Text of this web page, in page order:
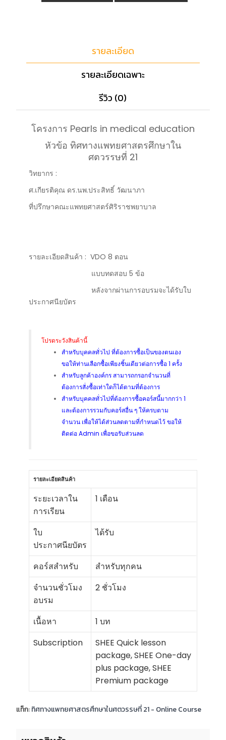
รายละเอียด
รายละเอียดเฉพาะ
รีวิว (0)
โครงการ Pearls in medical education
หัวข้อ ทิศทางแพทยศาสตรศึกษาใน
ศตวรรษที่ 21
วิทยากร :
ศ.เกียรติคุณ ดร.นพ.ประสิทธิ์ วัฒนาภา
ที่ปรึกษาคณะแพทยศาสตร์ศิริราชพยาบาล
รายละเอียดสินค้า : VDO 8 ตอน
แบบทดสอบ 5 ข้อ
หลังจากผ่านการอบรมจะได้รับใบ
ประกาศนียบัตร
โปรดระวังสินค้านี้
สำหรับบุคคลทั่วไป ที่ต้องการซื้อเป็นของตนเอง
ขอให้ท่านเลือกซื้อเพียงชิ้นเดียวต่อการซื้อ 1 ครั้ง
สำหรับลูกค้าองค์กร สามารถกรอกจำนวนที่
ต้องการสั่งซื้อเท่าใดก็ได้ตามที่ต้องการ
สำหรับบุคคลทั่วไปที่ต้องการซื้อคอร์สนี้มากกว่า 1
และต้องการรวมกับคอร์สอื่น ๆ ให้ครบตาม
จำนวน เพื่อให้ได้ส่วนลดตามที่กำหนดไว้ ขอให้
ติดต่อ Admin เพื่อขอรับส่วนลด
รายละเอียดสินค้า
ระยะเวลาใน
การเรียน
1 เดือน
ใบ
ประกาศนียบัตร
ได้รับ
คอร์สสำหรับ
สำหรับทุกคน
จำนวนชั่วโมง
อบรม
2 ชั่วโมง
เนื้อหา
1 บท
Subscription
SHEE Quick lesson
package, SHEE One-day
plus package, SHEE
Premium package
แท็ก:ทิศทางแพทยศาสตรศึกษาในศตวรรษที่ 21 - Online Course